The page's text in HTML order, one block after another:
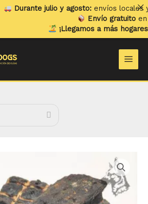
Durante julio y agosto:envíos locales y
Envío gratuitoen
¡Llegamos a más hogares!Ya